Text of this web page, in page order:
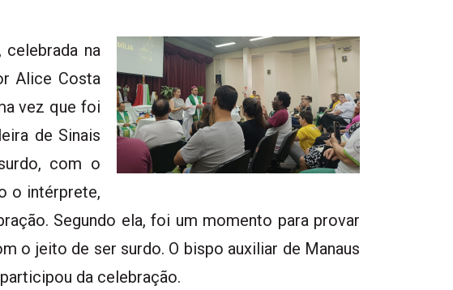
celebrada na
Alice Costa
vez que foi
de Sinais
com o
o intérprete,
Segundo ela, foi um momento para provar
o jeito de ser surdo. O bispo auxiliar de Manaus
da celebração.